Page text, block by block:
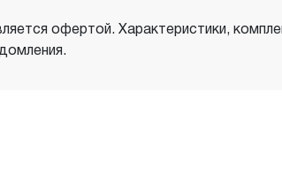
офертой. Характеристики,